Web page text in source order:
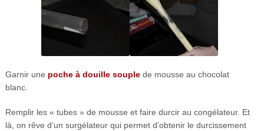
Garnir une poche à douille souplede mousse au chocolat
blanc.
Remplir les « tubes » de mousse et faire durcir au congélateur. Et
là, on rêve d’un surgélateur qui permet d’obtenir le durcissement